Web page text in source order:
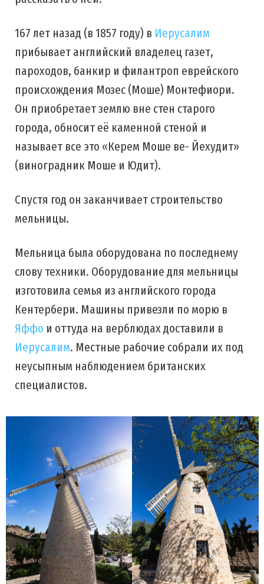
167 лет назад (в 1857 году) в Иерусалим
прибывает английский владелец газет,
пароходов, банкир и филантроп еврейского
происхождения Мозес (Моше) Монтефиори.
Он приобретает землю вне стен старого
города, обносит её каменной стеной и
называет все это «Керем Моше ве- Йехудит»
(виноградник Моше и Юдит).
Спустя год он заканчивает строительство
мельницы.
Мельница была оборудована по последнему
слову техники. Оборудование для мельницы
изготовила семья из английского города
Кентербери. Машины привезли по морю в
Яффо и оттуда на верблюдах доставили в
Иерусалим. Местные рабочие собрали их под
неусыпным наблюдением британских
специалистов.